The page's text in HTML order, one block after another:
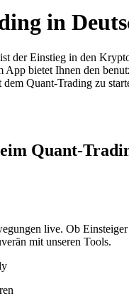
in
der Einstieg in den
bietet Ihnen den
Quant-Trading zu
Quant-
live. Ob
mit unseren Tools.